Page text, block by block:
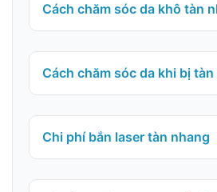
Cách chăm sóc da khô tàn
Cách chăm sóc da khi bị
Chi phí bắn laser tàn nhang